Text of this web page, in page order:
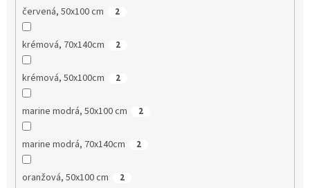
červená, 50x100 cm 2
krémová, 70x140cm 2
krémová, 50x100cm 2
marine modrá, 50x100 cm 2
marine modrá, 70x140cm 2
oranžová, 50x100 cm 2